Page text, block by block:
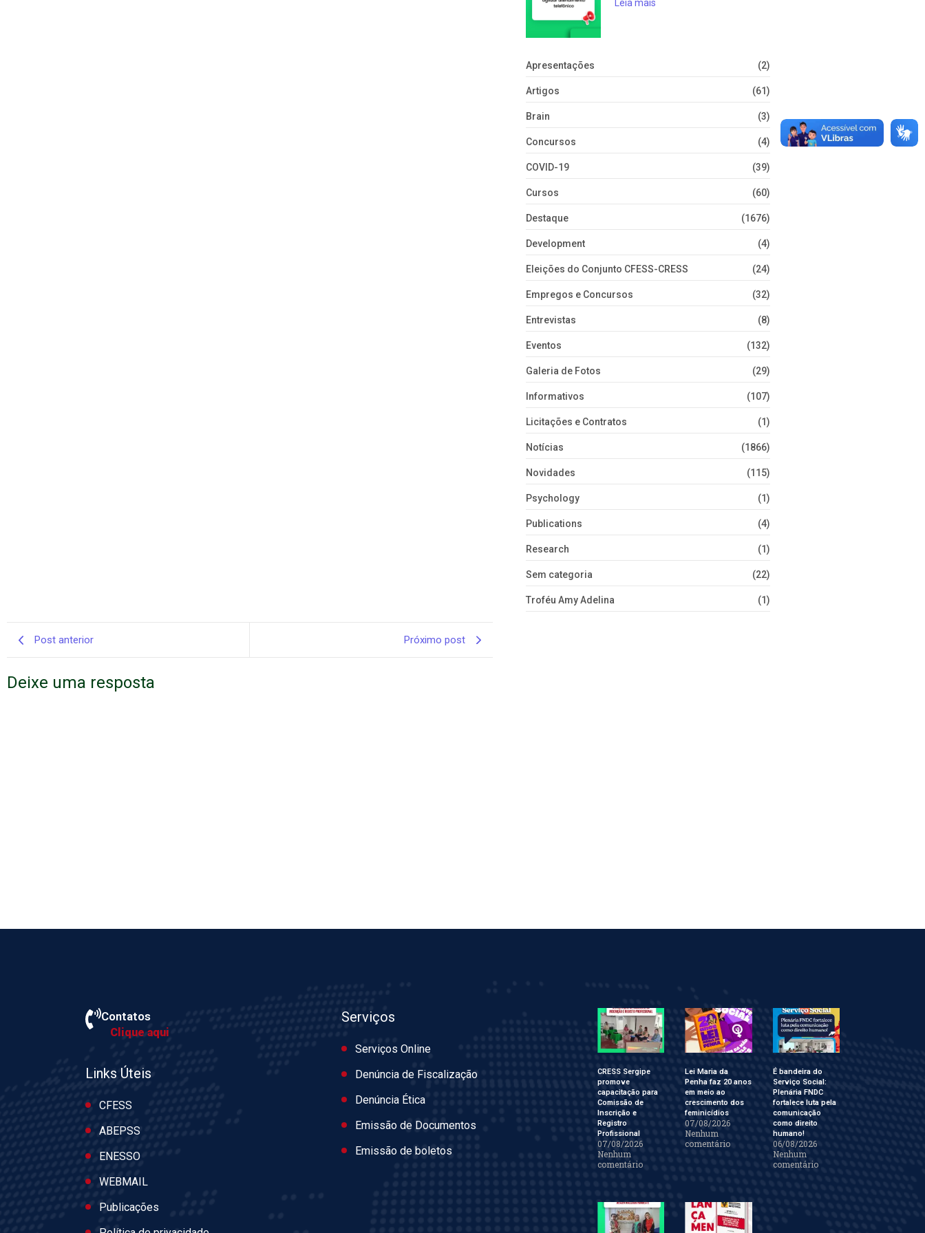
Leia mais
Apresentações (2)
Artigos (61)
Brain (3)
Concursos (4)
COVID-19 (39)
Cursos (60)
Destaque (1676)
Development (4)
Eleições do Conjunto CFESS-CRESS (24)
Empregos e Concursos (32)
Entrevistas (8)
Eventos (132)
Galeria de Fotos (29)
Informativos (107)
Licitações e Contratos (1)
Notícias (1866)
Novidades (115)
Psychology (1)
Publications (4)
Research (1)
Sem categoria (22)
Troféu Amy Adelina (1)
Post anterior Próximo post
Deixe uma resposta
Contatos
Clique aqui
Links Úteis
CFESS
ABEPSS
ENESSO
WEBMAIL
Publicações
Serviços
Serviços Online
Denúncia de Fiscalização
Denúncia Ética
Emissão de Documentos
Emissão de boletos
CRESS Sergipe
promove
capacitação para
Comissão de
Inscrição e
Registro
Profissional
07/08/2026
Nenhum
comentário
Lei Maria da
Penha faz 20 anos
em meio ao
crescimento dos
feminicídios
07/08/2026
Nenhum
comentário
É bandeira do
Serviço Social:
Plenária FNDC
fortalece luta pela
comunicação
como direito
humano!
06/08/2026
Nenhum
comentário